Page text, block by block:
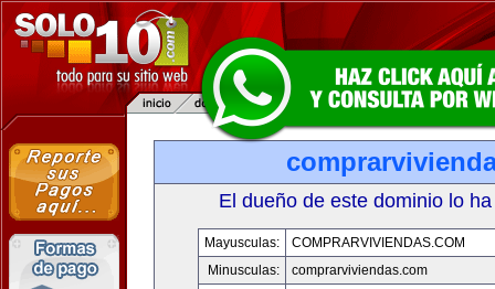
El dueño de este dominio lo
Mayusculas:
COMPRARVIVIENDAS.COM
Minusculas:
comprarviviendas.com